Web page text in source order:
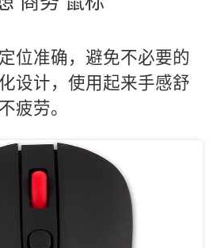
位准确，避免不必要的
设计，使用起来手感舒
疲劳。